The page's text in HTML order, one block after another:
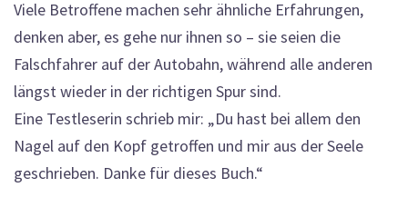
Viele Betroffene machen sehr ähnliche Erfahrungen,
denken aber, es gehe nur ihnen so – sie seien die
Falschfahrer auf der Autobahn, während alle anderen
längst wieder in der richtigen Spur sind.
Eine Testleserin schrieb mir: „Du hast bei allem den
Nagel auf den Kopf getroffen und mir aus der Seele
geschrieben. Danke für dieses Buch.“